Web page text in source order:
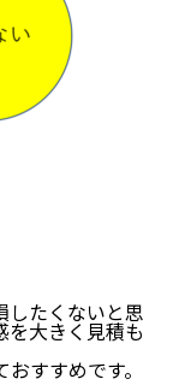
したくないと思
を大きく見積も
すすめです。